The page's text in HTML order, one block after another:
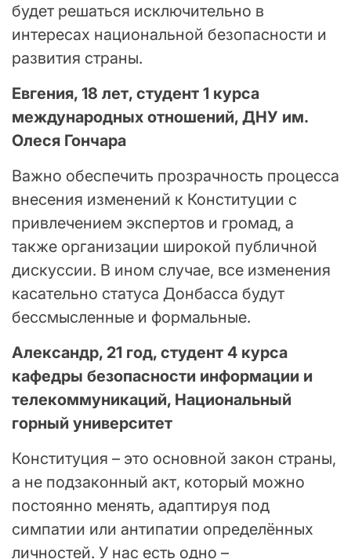
будет решаться исключительно в
интересах национальной безопасности и
развития страны.
Евгения, 18 лет, студент 1 курса
международных отношений, ДНУ им.
Олеся Гончара
Важно обеспечить прозрачность процесса
внесения изменений к Конституции с
привлечением экспертов и громад, а
также организации широкой публичной
дискуссии. В ином случае, все изменения
касательно статуса Донбасса будут
бессмысленные и формальные.
Александр, 21 год, студент 4 курса
кафедры безопасности информации и
телекоммуникаций, Национальный
горный университет
Конституция – это основной закон страны,
а не подзаконный акт, который можно
постоянно менять, адаптируя под
симпатии или антипатии определённых
личностей. У нас есть одно –